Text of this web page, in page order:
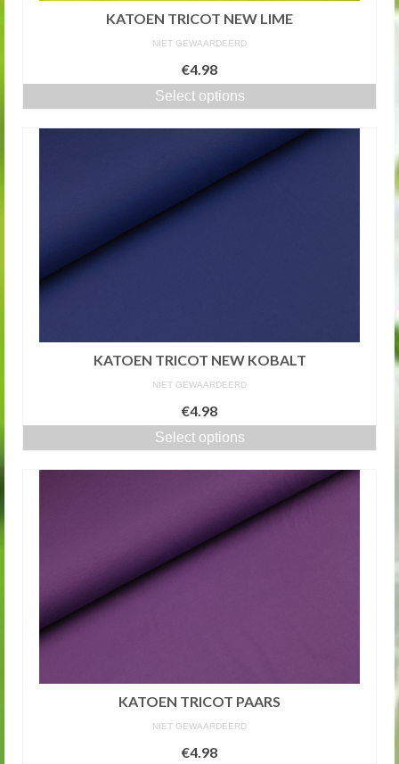
KATOEN TRICOT NEW LIME
NIET GEWAARDEERD
€4.98
Select options
KATOEN TRICOT NEW KOBALT
NIET GEWAARDEERD
€4.98
Select options
KATOEN TRICOT PAARS
NIET GEWAARDEERD
€4.98